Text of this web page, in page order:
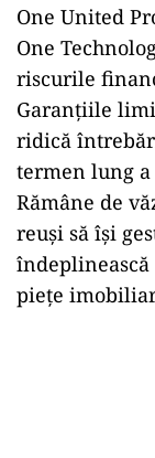
One United
One
riscurile
Garanțiile
ridică
termen lung
Rămâne de
reuși să își
piețe